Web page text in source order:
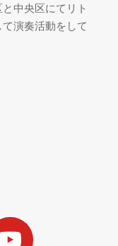
中央区にてリト
演奏活動をして